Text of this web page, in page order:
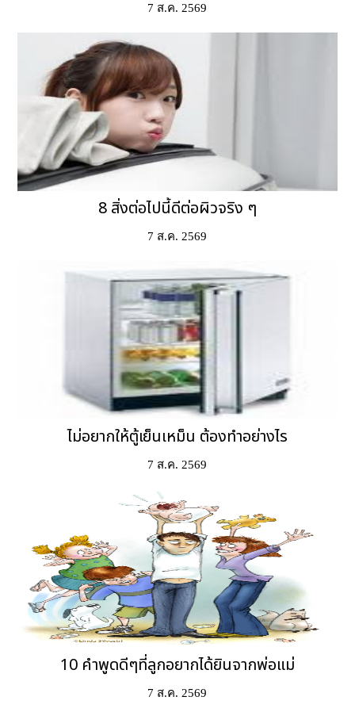
7 ส.ค. 2569
8 สิ่งต่อไปนี้ดีต่อผิวจริง ๆ
7 ส.ค. 2569
ไม่อยากให้ตู้เย็นเหม็น ต้องทำอย่างไร
7 ส.ค. 2569
10 คำพูดดีๆที่ลูกอยากได้ยินจากพ่อแม่
7 ส.ค. 2569